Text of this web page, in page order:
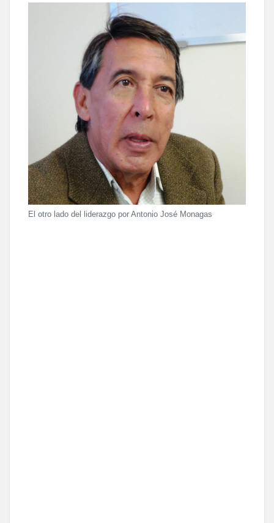
El otro lado del liderazgo por Antonio José Monagas